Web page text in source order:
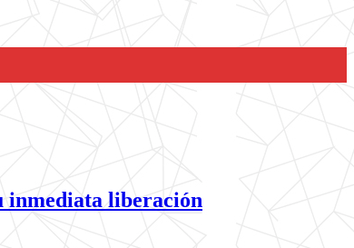
inmediata liberación